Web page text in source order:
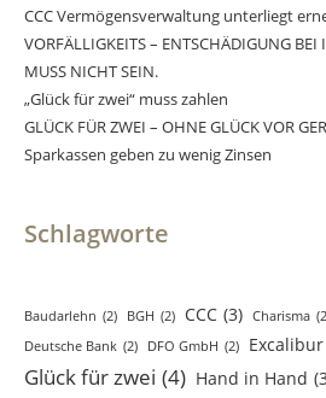
CCC Vermögensverwaltung unterliegt
VORFÄLLIGKEITS – ENTSCHÄDIGUNG
MUSS NICHT SEIN.
„Glück für zwei“ muss zahlen
GLÜCK FÜR ZWEI – OHNE GLÜCK VOR
Sparkassen geben zu wenig Zinsen
Schlagworte
Baudarlehn (2) BGH (2) CCC (3) Charisma
Deutsche Bank (2) DFO GmbH (2) Excalibur
Glück für zwei (4) Hand in Hand